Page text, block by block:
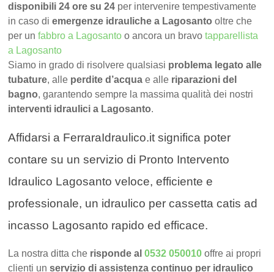
disponibili 24 ore su 24 per intervenire tempestivamente
in caso diemergenze idrauliche a Lagosantooltre che
per unfabbro a Lagosanto o ancora un bravotapparellista
a Lagosanto
Siamo in grado di risolvere qualsiasi problema legato alle
tubature, alle perdite d’acqua e alle riparazioni del
bagno, garantendo sempre la massima qualità dei nostri
interventi idraulici a Lagosanto.
Affidarsi a FerraraIdraulico.it significa poter
contare su un servizio di Pronto Intervento
Idraulico Lagosanto veloce, efficiente e
professionale, un idraulico per cassetta catis ad
incasso Lagosanto rapido ed efficace.
La nostra ditta che risponde al0532 050010 offre ai propri
clienti unservizio di assistenza continuo per idraulico